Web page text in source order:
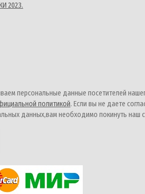
2023.
персональные данные посетителей
политикой. Если вы не даете
данных,вам необходимо покинуть наш